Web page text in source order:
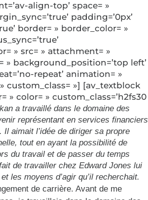
align-top’ space= »
padding=’0px’
border= » border_color= »
» src= » attachment= »
» background_position=’top left’
repeat’ animation= »
custom_class= »] [av_textblock
» color= » custom_class=’h2fs30
a travaillé dans le domaine des
représentant en services financiers
Il aimait l’idée de diriger sa propre
tout en ayant la possibilité de
du travail et de passer du temps
de travailler chez Edward Jones lui
les moyens d’agir qu’il recherchait.
de carrière. Avant de me